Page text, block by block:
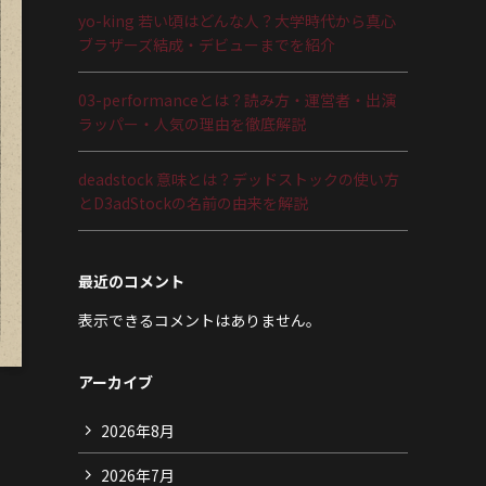
yo-king 若い頃はどんな人？大学時代から真心
ブラザーズ結成・デビューまでを紹介
03-performanceとは？読み方・運営者・出演
ラッパー・人気の理由を徹底解説
deadstock 意味とは？デッドストックの使い方
とD3adStockの名前の由来を解説
最近のコメント
表示できるコメントはありません。
アーカイブ
2026年8月
2026年7月